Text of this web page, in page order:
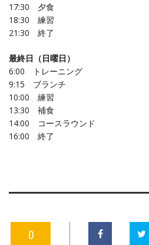
17:30 夕食
18:30 練習
21:30 終了
最終日（日曜日）
6:00 トレーニング
9:15 ブランチ
10:00 練習
13:30 補食
14:00 コースラウンド
16:00 終了
0